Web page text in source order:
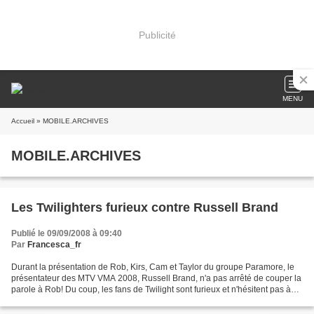
Publicité
MENU
Accueil » MOBILE.ARCHIVES
MOBILE.ARCHIVES
Les Twilighters furieux contre Russell Brand
Publié le 09/09/2008 à 09:40
Par Francesca_fr
Durant la présentation de Rob, Kirs, Cam et Taylor du groupe Paramore, le
présentateur des MTV VMA 2008, Russell Brand, n'a pas arrêté de couper la
parole à Rob! Du coup, les fans de Twilight sont furieux et n'hésitent pas à